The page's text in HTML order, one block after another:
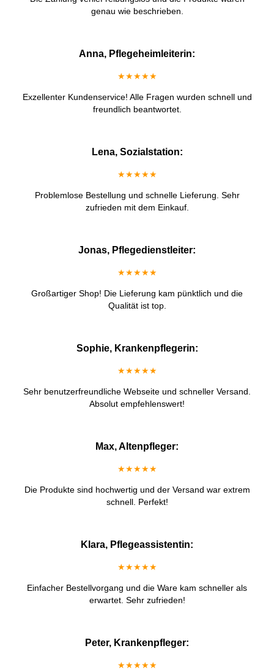
genau wie beschrieben.
Anna, Pflegeheimleiterin:
★★★★★
Exzellenter Kundenservice! Alle Fragen wurden schnell und
freundlich beantwortet.
Lena, Sozialstation:
★★★★★
Problemlose Bestellung und schnelle Lieferung. Sehr
zufrieden mit dem Einkauf.
Jonas, Pflegedienstleiter:
★★★★★
Großartiger Shop! Die Lieferung kam pünktlich und die
Qualität ist top.
Sophie, Krankenpflegerin:
★★★★★
Sehr benutzerfreundliche Webseite und schneller Versand.
Absolut empfehlenswert!
Max, Altenpfleger:
★★★★★
Die Produkte sind hochwertig und der Versand war extrem
schnell. Perfekt!
Klara, Pflegeassistentin:
★★★★★
Einfacher Bestellvorgang und die Ware kam schneller als
erwartet. Sehr zufrieden!
Peter, Krankenpfleger:
★★★★★